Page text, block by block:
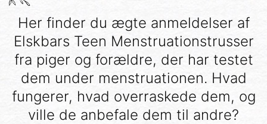
Her finder du ægte anmeldelser af
Elskbars Teen Menstruationstrusser
fra piger og forældre, der har testet
dem under menstruationen. Hvad
fungerer, hvad overraskede dem, og
ville de anbefale dem til andre?